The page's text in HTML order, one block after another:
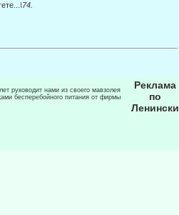
\74.
руководит нами из своего мавзолея
бесперебойного питания от фирмы
Реклама
по
Ленински